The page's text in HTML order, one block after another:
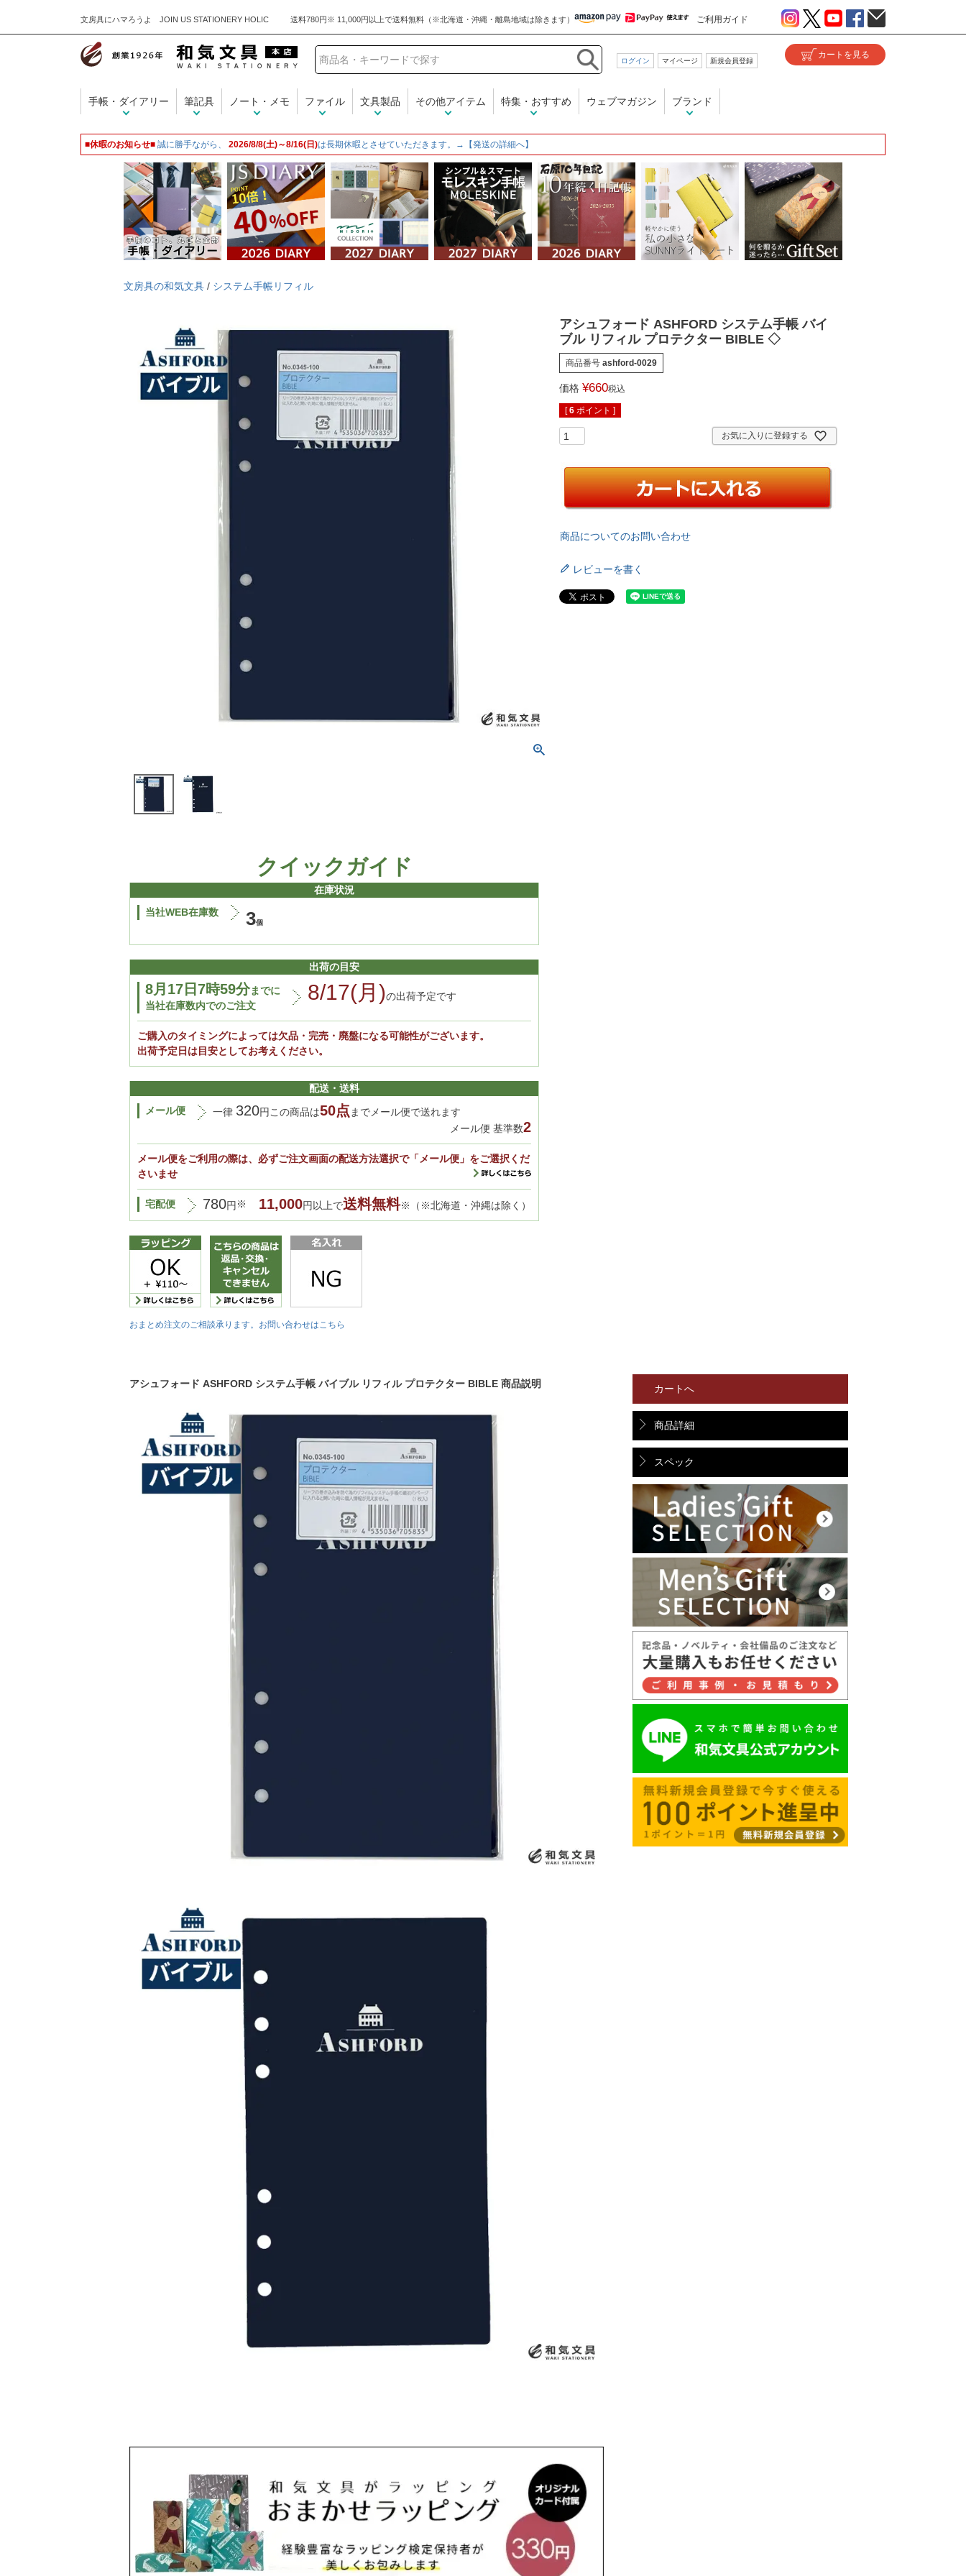
文房具にハマろうよ JOIN US STATIONERY HOLIC ご利用ガイド
和気文具
ログイン マイページ 新規会員登録
手帳・ダイアリー 筆記具 ノート・メモ ファイル 文具製品 その他アイテム 特集・おすすめ ウェブマガジン ブランド
■休暇のお知らせ■ 誠に勝手ながら、 2026/8/8(土)～8/16(日)は長期休暇とさせていただきます。→【発送の詳細へ】
文房具の和気文具 / システム手帳リフィル
クイックガイド
在庫状況
当社WEB在庫数
3
出荷の目安
8月17日7時59分までに
当社在庫数内でのご注文
8/17(月)の出荷予定です
ご購入のタイミングによっては欠品・完売・廃盤になる可能性がございます。
出荷予定日は目安としてお考えください。
配送・送料
メール便
一律 320円この商品は50点までメール便で送れます
メール便 基準数2
メール便をご利用の際は、必ずご注文画面の配送方法選択で「メール便」をご選択くだ
さいませ
宅配便 780円 ※ 11,000円以上で送料無料※（※北海道・沖縄は除く）
おまとめ注文のご相談承ります。お問い合わせはこちら
アシュフォード ASHFORD システム手帳 バイブル リフィル プロテクター BIBLE 商品説明 カートへ
商品詳細
スペック
アシュフォード ASHFORD システム手帳 バイ
ブル リフィル プロテクター BIBLE ◇
商品番号 ashford-0029
価格 ¥660税込
[6 ポイント ]
お気に入りに登録する
商品についてのお問い合わせ
レビューを書く